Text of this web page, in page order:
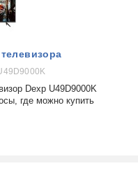
Dexp U49D9000K
где можно купить